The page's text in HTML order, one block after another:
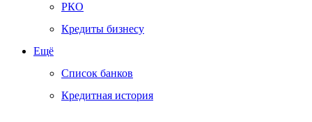
РКО
Кредиты бизнесу
Ещё
Список банков
Кредитная история